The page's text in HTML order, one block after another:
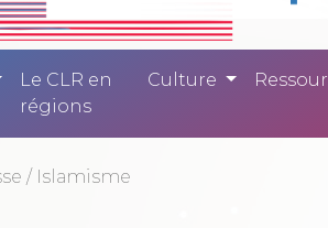
Le CLR en
régions
Culture
/ Islamisme